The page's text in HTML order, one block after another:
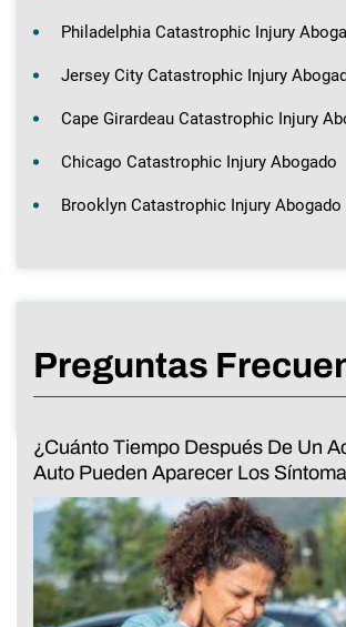
Philadelphia Catastrophic Injury
Jersey City Catastrophic Injury
Cape Girardeau Catastrophic Injury
Chicago Catastrophic Injury Abogado
Brooklyn Catastrophic Injury Abogado
Preguntas
¿Cuánto Tiempo Después De Un
Auto Pueden Aparecer Los